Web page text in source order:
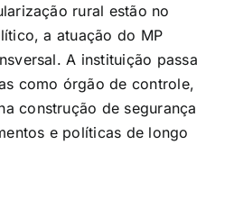
rural estão no
a atuação do MP
A instituição passa
como órgão de controle,
construção de segurança
e políticas de longo